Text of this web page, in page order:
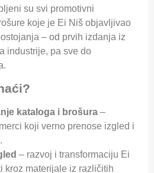
su svi promotivni
koje je Ei Niš objavljivao
– od prvih izdanja iz
industrije, pa sve do
kataloga i brošura –
koji verno prenose izgled i
– razvoj i transformaciju Ei
kroz materijale iz različitih